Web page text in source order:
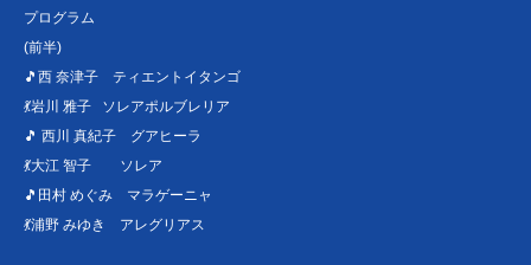
プログラム
(前半)
🎵西 奈津子 ティエントイタンゴ
💃岩川 雅子 ソレアポルブレリア
🎵 西川 真紀子 グアヒーラ
💃大江 智子 ソレア
🎵田村 めぐみ マラゲーニャ
💃浦野 みゆき アレグリアス